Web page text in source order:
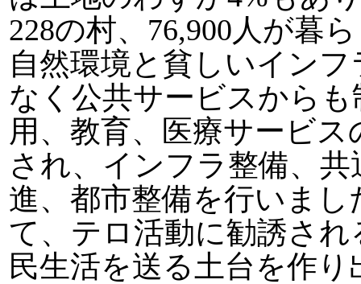
228の村、76,900人が暮
自然環境と貧しいイン
なく公共サービスから
用、教育、医療サービ
され、インフラ整備、
進、都市整備を行いま
て、テロ活動に勧誘さ
民生活を送る土台を作